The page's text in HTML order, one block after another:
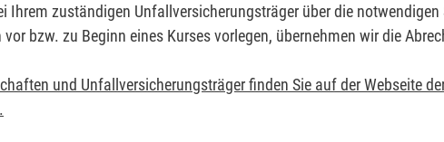
Ihrem zuständigen Unfallversicherungsträger über die notwendigen
bzw. zu Beginn eines Kurses vorlegen, übernehmen wir die
und Unfallversicherungsträger finden Sie auf der Webseite